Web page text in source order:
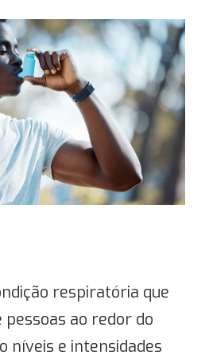
respiratória que
ao redor do
níveis e intensidades